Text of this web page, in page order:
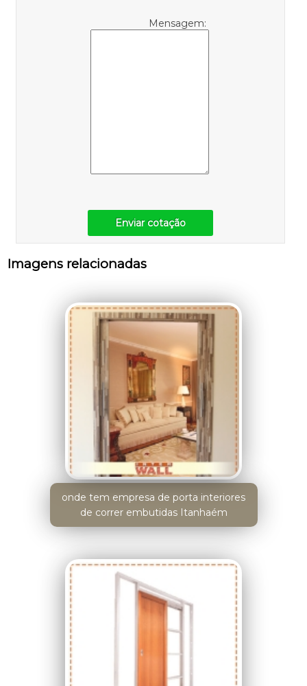
Mensagem:
Enviar cotação
Imagens relacionadas
onde tem empresa de porta interiores
de correr embutidas Itanhaém